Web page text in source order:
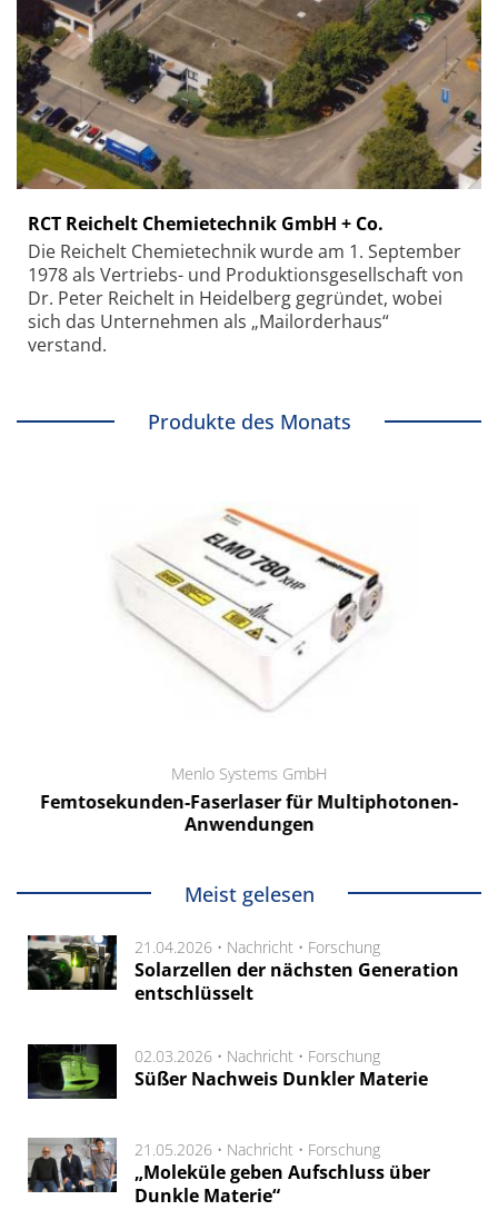
RCT Reichelt Chemietechnik GmbH + Co.
Die Reichelt Chemietechnik wurde am 1. September
1978 als Vertriebs- und Produktionsgesellschaft von
Dr. Peter Reichelt in Heidelberg gegründet, wobei
sich das Unternehmen als „Mailorderhaus“
verstand.
Produkte des Monats
Menlo Systems GmbH
Femtosekunden-Faserlaser für Multiphotonen-
Anwendungen
Meist gelesen
21.04.2026 • Nachricht • Forschung
Solarzellen der nächsten Generation
entschlüsselt
02.03.2026 • Nachricht • Forschung
Süßer Nachweis Dunkler Materie
21.05.2026 • Nachricht • Forschung
„Moleküle geben Aufschluss über
Dunkle Materie“